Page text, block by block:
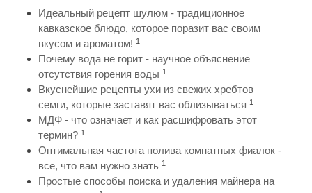
Идеальный рецепт шулюм - традиционное
кавказское блюдо, которое поразит вас своим
вкусом и ароматом! 1
Почему вода не горит - научное объяснение
отсутствия горения воды 1
Вкуснейшие рецепты ухи из свежих хребтов
семги, которые заставят вас облизываться 1
МДФ - что означает и как расшифровать этот
термин? 1
Оптимальная частота полива комнатных фиалок -
все, что вам нужно знать 1
Простые способы поиска и удаления майнера на